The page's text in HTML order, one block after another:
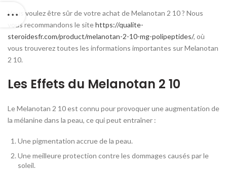
Vous voulez être sûr de votre achat de Melanotan 2 10 ? Nous
vous recommandons le sitehttps://qualite-
steroidesfr.com/product/melanotan-2-10-mg-polipeptides/, où
vous trouverez toutes les informations importantes sur Melanotan
2 10.
Les Effets du Melanotan 2 10
Le Melanotan 2 10 est connu pour provoquer une augmentation de
la mélanine dans la peau, ce qui peut entraîner :
Une pigmentation accrue de la peau.
Une meilleure protection contre les dommages causés par le
soleil.